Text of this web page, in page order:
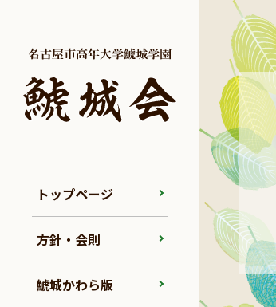
トップページ
方針・会則
鯱城かわら版